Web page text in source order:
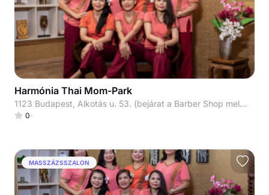
Harmónia Thai Mom-Park
1123 Budapest, Alkotás u. 53. (bejárat a Barber Shop mellett, az árkádok alatt az Alkotás útról)
0
MASSZÁZSSZALON